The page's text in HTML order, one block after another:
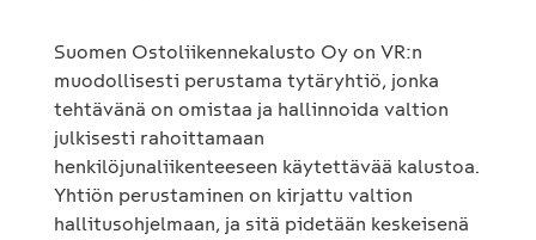
Suomen Ostoliikennekalusto Oy on VR:n
muodollisesti perustama tytäryhtiö, jonka
tehtävänä on omistaa ja hallinnoida valtion
julkisesti rahoittamaan
henkilöjunaliikenteeseen käytettävää kalustoa.
Yhtiön perustaminen on kirjattu valtion
hallitusohjelmaan, ja sitä pidetään keskeisenä